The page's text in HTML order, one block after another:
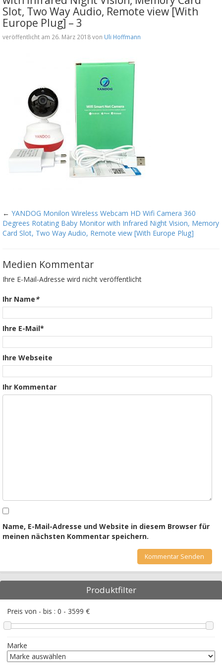
Slot, Two Way Audio, Remote view [With
Europe Plug] – 3
veröffentlicht am 26. März 2018 von Uli Hoffmann
← YANDOG Monilon Wireless Webcam HD Wifi Camera 360
Degrees Rotating Baby Monitor with Infrared Night Vision, Memory
Card Slot, Two Way Audio, Remote view [With Europe Plug]
Medien Kommentar
Ihre E-Mail-Adresse wird nicht veröffentlicht
Ihr Name*
Ihre E-Mail*
Ihre Webseite
Ihr Kommentar
Name, E-Mail-Adresse und Website in diesem Browser für
meinen nächsten Kommentar speichern.
Produktfilter
Preis von - bis : 0 - 3599 €
Marke